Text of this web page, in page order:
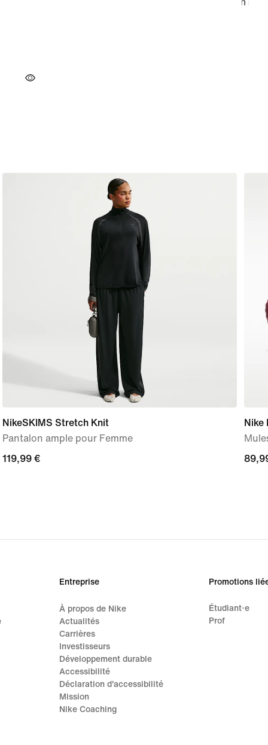
NikeSKIMS Stretch Knit
Pantalon ample pour Femme
119,99 €
119,99 €
Nike
Entreprise
À propos de Nike
Actualités
Carrières
Investisseurs
Développement durable
Accessibilité
Déclaration d'accessibilité
Mission
Nike Coaching
Promotions
Étudiant·e
Prof